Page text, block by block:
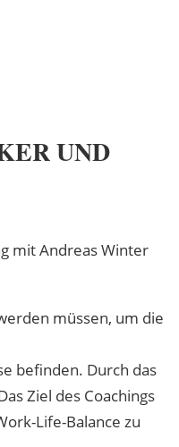
UND
mit Andreas Winter
müssen, um die
befinden. Durch das
Ziel des Coachings
Life-Balance zu